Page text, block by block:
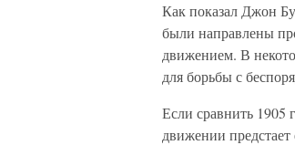
Как показал Джон
были направлены
движением. В
для борьбы с
Если сравнить 1905
движении предстает